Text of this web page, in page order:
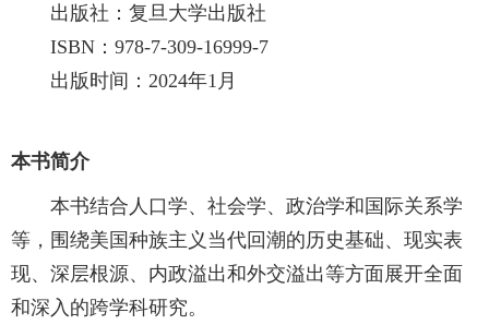
出版社：复旦大学出版社
ISBN： 978-7-309-16999-7
出版时间：2024年1月
本书简介
本书结合人口学、社会学、政治学和国际关系学
等，围绕美国种族主义当代回潮的历史基础、现实表
现、深层根源、内政溢出和外交溢出等方面展开全面
和深入的跨学科研究。